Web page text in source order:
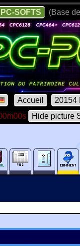
SOFTS (Base
Accueil 20154
Hide picture